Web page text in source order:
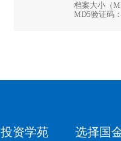
档案大小（
MD5验证码
投资学苑 选择国